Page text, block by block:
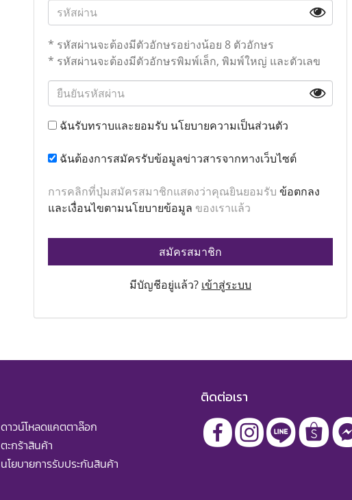
* รหัสผ่านจะต้องมีตัวอักษรอย่างน้อย 8 ตัวอักษร
* รหัสผ่านจะต้องมีตัวอักษรพิมพ์เล็ก, พิมพ์ใหญ่ และตัวเลข
ฉันรับทราบและยอมรับ นโยบายความเป็นส่วนตัว
ฉันต้องการสมัครรับข้อมูลข่าวสารจากทางเว็บไซต์
การคลิกที่ปุ่มสมัครสมาชิกแสดงว่าคุณยินยอมรับข้อตกลง
และเงื่อนไขตามนโยบายข้อมูล ของเราแล้ว
สมัครสมาชิก
มีบัญชีอยู่แล้ว? เข้าสู่ระบบ
ดาวน์โหลดแคตตาล๊อก
ตะกร้าสินค้า
นโยบายการรับประกันสินค้า
ติดต่อเรา